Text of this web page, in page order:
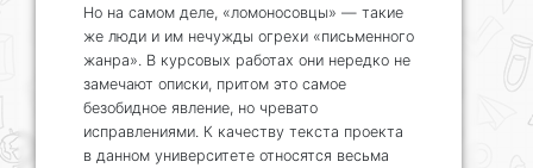
Но на самом деле, «ломоносовцы» — такие
же люди и им нечужды огрехи «письменного
жанра». В курсовых работах они нередко не
замечают описки, притом это самое
безобидное явление, но чревато
исправлениями. К качеству текста проекта
в данном университете относятся весьма